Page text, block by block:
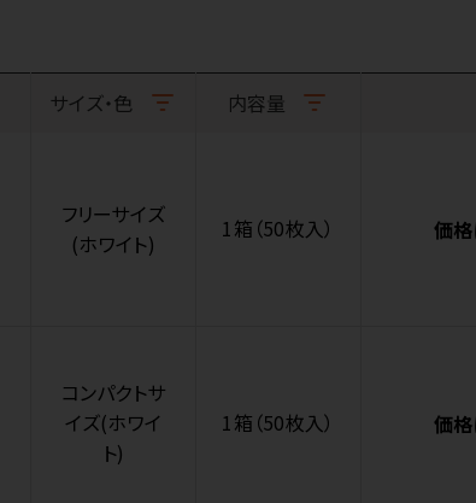
サイズ・色 内容量
フリーサイズ
(ホワイト)
1箱（50枚入） 価
コンパクトサ
イズ(ホワイ
ト)
1箱（50枚入） 価